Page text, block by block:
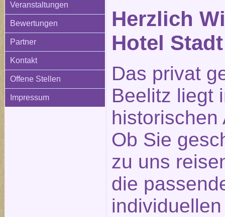
Veranstaltungen
Bewertungen
Partner
Kontakt
Offene Stellen
Impressum
Herzlich
Hotel
Das privat
Beelitz liegt
historischen
Ob Sie
zu uns
die